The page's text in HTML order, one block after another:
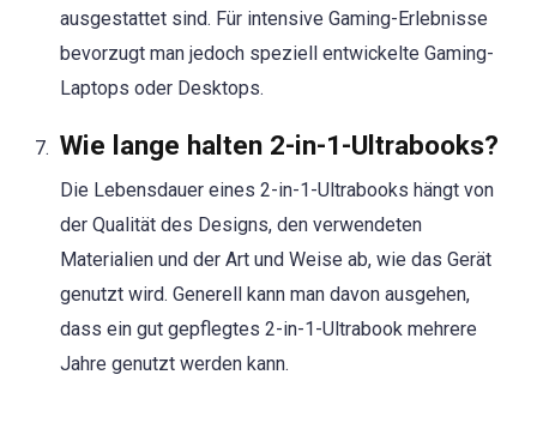
ausgestattet sind. Für intensive Gaming-Erlebnisse
bevorzugt man jedoch speziell entwickelte Gaming-
Laptops oder Desktops.
Wie lange halten 2-in-1-Ultrabooks?
Die Lebensdauer eines 2-in-1-Ultrabooks hängt von
der Qualität des Designs, den verwendeten
Materialien und der Art und Weise ab, wie das Gerät
genutzt wird. Generell kann man davon ausgehen,
dass ein gut gepflegtes 2-in-1-Ultrabook mehrere
Jahre genutzt werden kann.